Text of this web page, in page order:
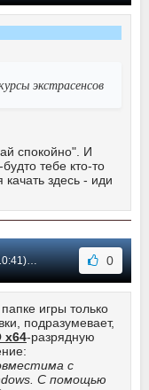
экстрасенсов
спокойно". И
тебе кто-то
здесь - иди
#1 0
игры только
подразумевает,
-разрядную
с
С помощью